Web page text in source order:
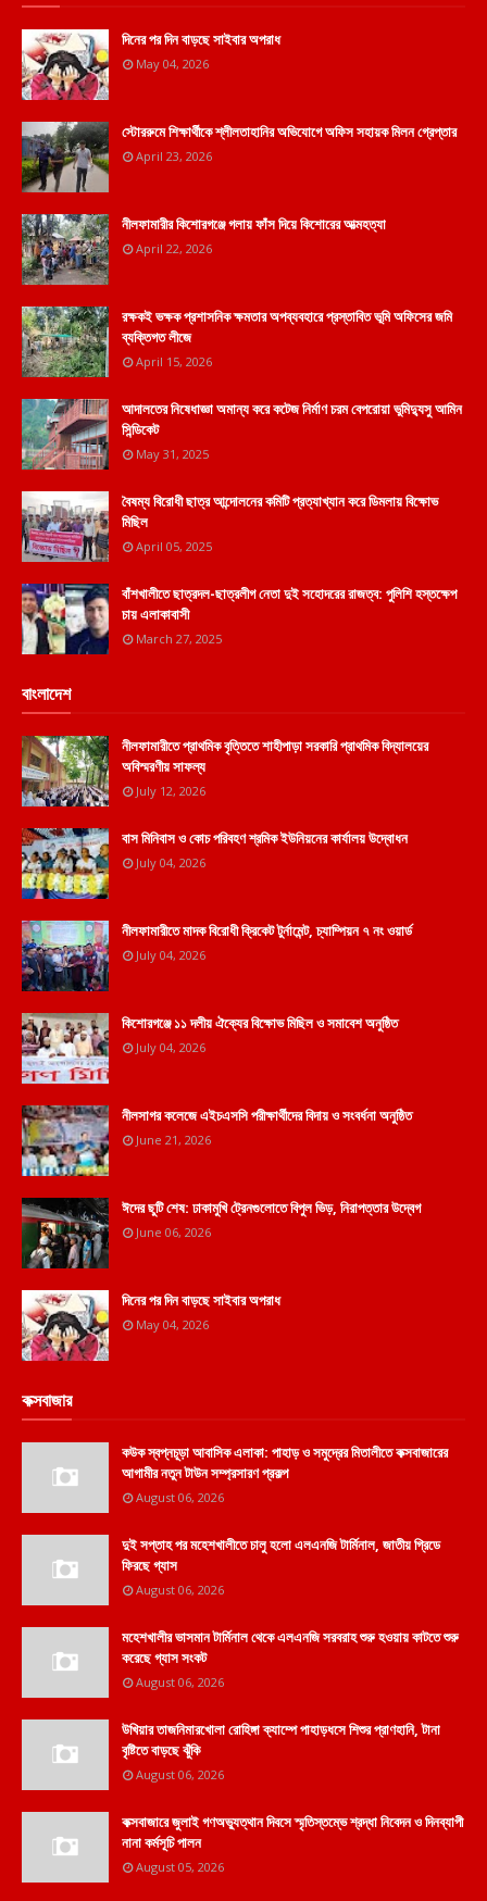
দিনের পর দিন বাড়ছে সাইবার অপরাধ
May 04, 2026
স্টোররুমে শিক্ষার্থীকে শ্লীলতাহানির অভিযোগে অফিস সহায়ক মিলন গ্রেপ্তার
April 23, 2026
নীলফামারীর কিশোরগঞ্জে গলায় ফাঁস দিয়ে কিশোরের আত্মহত্যা
April 22, 2026
রক্ষকই ভক্ষক প্রশাসনিক ক্ষমতার অপব্যবহারে প্রস্তাবিত ভূমি অফিসের জমি
ব্যক্তিগত লীজে
April 15, 2026
আদালতের নিষেধাজ্ঞা অমান্য করে কটেজ নির্মাণ চরম বেপরোয়া ভুমিদ্যুসু আমিন
সিন্ডিকেট
May 31, 2025
বৈষম্য বিরোধী ছাত্র আন্দোলনের কমিটি প্রত্যাখ্যান করে ডিমলায় বিক্ষোভ
মিছিল
April 05, 2025
বাঁশখালীতে ছাত্রদল-ছাত্রলীগ নেতা দুই সহোদরের রাজত্ব: পুলিশি হস্তক্ষেপ
চায় এলাকাবাসী
March 27, 2025
বাংলাদেশ
নীলফামারীতে প্রাথমিক বৃত্তিতে শাহীপাড়া সরকারি প্রাথমিক বিদ্যালয়ের
অবিস্মরণীয় সাফল্য
July 12, 2026
বাস মিনিবাস ও কোচ পরিবহণ শ্রমিক ইউনিয়নের কার্যালয় উদ্বোধন
July 04, 2026
নীলফামারীতে মাদক বিরোধী ক্রিকেট টুর্নামেন্ট, চ্যাম্পিয়ন ৭ নং ওয়ার্ড
July 04, 2026
কিশোরগঞ্জে ১১ দলীয় ঐক্যের বিক্ষোভ মিছিল ও সমাবেশ অনুষ্ঠিত
July 04, 2026
নীলসাগর কলেজে এইচএসসি পরীক্ষার্থীদের বিদায় ও সংবর্ধনা অনুষ্ঠিত
June 21, 2026
ঈদের ছুটি শেষ: ঢাকামুখি ট্রেনগুলোতে বিপুল ভিড়, নিরাপত্তার উদ্বেগ
June 06, 2026
দিনের পর দিন বাড়ছে সাইবার অপরাধ
May 04, 2026
কক্সবাজার
কউক স্বপ্নচূড়া আবাসিক এলাকা: পাহাড় ও সমুদ্রের মিতালীতে কক্সবাজারের
আগামীর নতুন টাউন সম্প্রসারণ প্রকল্প
August 06, 2026
দুই সপ্তাহ পর মহেশখালীতে চালু হলো এলএনজি টার্মিনাল, জাতীয় গ্রিডে
ফিরছে গ্যাস
August 06, 2026
মহেশখালীর ভাসমান টার্মিনাল থেকে এলএনজি সরবরাহ শুরু হওয়ায় কাটতে শুরু
করেছে গ্যাস সংকট
August 06, 2026
উখিয়ার তাজনিমারখোলা রোহিঙ্গা ক্যাম্পে পাহাড়ধসে শিশুর প্রাণহানি, টানা
বৃষ্টিতে বাড়ছে ঝুঁকি
August 06, 2026
কক্সবাজারে জুলাই গণঅভ্যুত্থান দিবসে স্মৃতিস্তম্ভে শ্রদ্ধা নিবেদন ও দিনব্যাপী
নানা কর্মসূচি পালন
August 05, 2026